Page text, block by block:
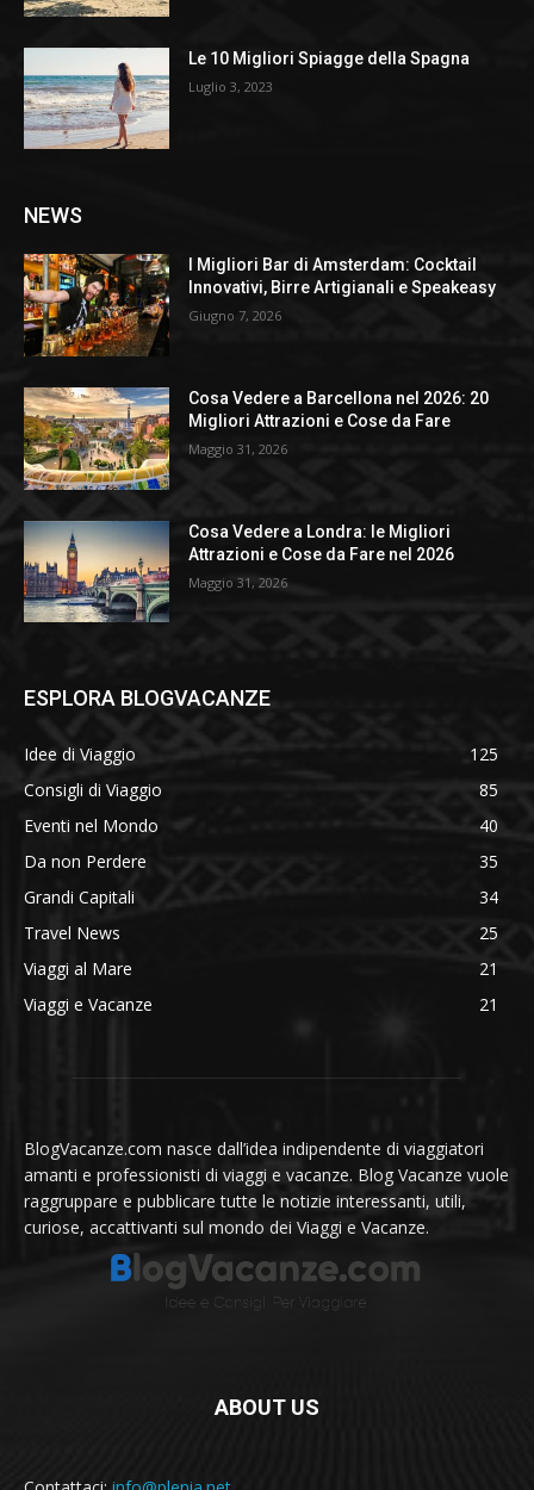
Le 10 Migliori Spiagge della Spagna
Luglio 3, 2023
NEWS
I Migliori Bar di Amsterdam: Cocktail
Innovativi, Birre Artigianali e Speakeasy
Giugno 7, 2026
Cosa Vedere a Barcellona nel 2026: 20
Migliori Attrazioni e Cose da Fare
Maggio 31, 2026
Cosa Vedere a Londra: le Migliori
Attrazioni e Cose da Fare nel 2026
Maggio 31, 2026
ESPLORA BLOGVACANZE
Idee di Viaggio
125
Consigli di Viaggio
85
Eventi nel Mondo
40
Da non Perdere
35
Grandi Capitali
34
Travel News
25
Viaggi al Mare
21
Viaggi e Vacanze
21
BlogVacanze.com nasce dall’idea indipendente di viaggiatori
amanti e professionisti di viaggi e vacanze. Blog Vacanze vuole
raggruppare e pubblicare tutte le notizie interessanti, utili,
curiose, accattivanti sul mondo dei Viaggi e Vacanze.
ABOUT US